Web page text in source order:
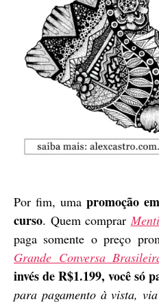
Por fim, uma promoção
curso. Quem comprar
paga somente o preço
Grande Conversa
invés de R$1.199, você só
para pagamento à vista,